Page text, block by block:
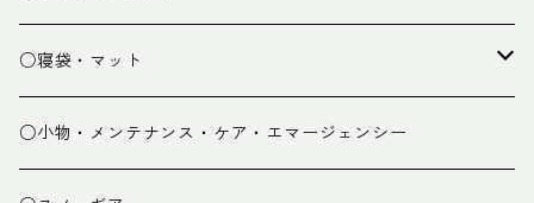
パンツ
グローブ
○寝袋・マット
寝袋
○小物・メンテナンス・ケア・エマージェンシー